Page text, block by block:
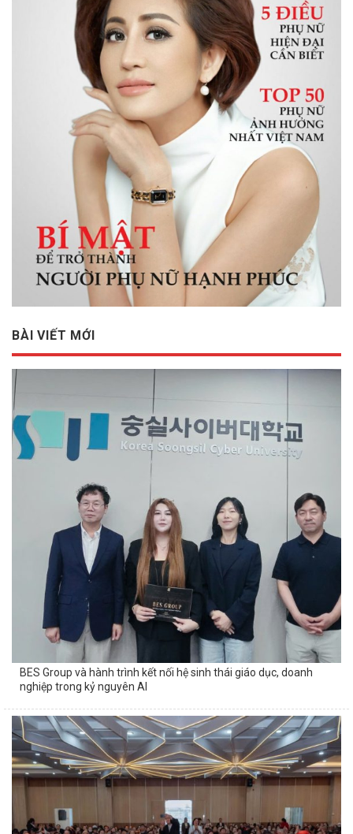
BÀI VIẾT MỚI
BES Group và hành trình kết nối hệ sinh thái giáo dục, doanh
nghiệp trong kỷ nguyên AI